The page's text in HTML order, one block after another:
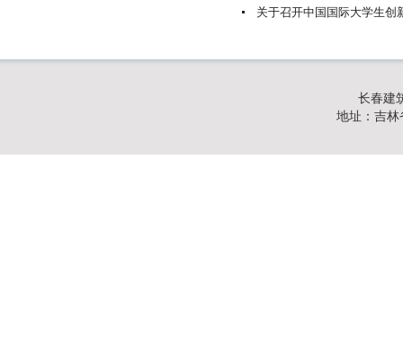
关于召开中国国际大学生创
长春建
地址：吉林